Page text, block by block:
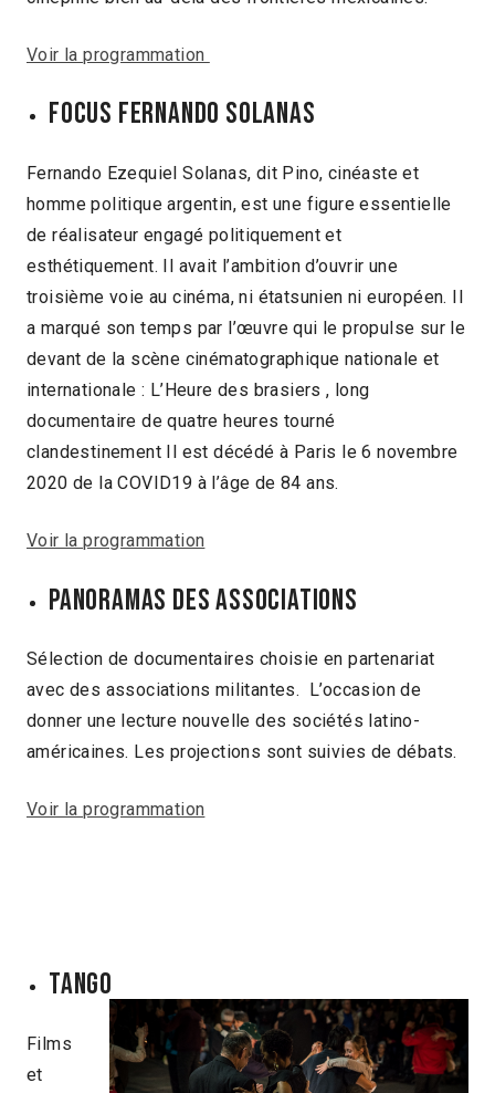
Voir la programmation
FOCUS FERNANDO SOLANAS
Fernando Ezequiel Solanas, dit Pino, cinéaste et
homme politique argentin, est une figure essentielle
de réalisateur engagé politiquement et
esthétiquement. Il avait l’ambition d’ouvrir une
troisième voie au cinéma, ni étatsunien ni européen. Il
a marqué son temps par l’œuvre qui le propulse sur le
devant de la scène cinématographique nationale et
internationale : L’Heure des brasiers , long
documentaire de quatre heures tourné
clandestinement Il est décédé à Paris le 6 novembre
2020 de la COVID19 à l’âge de 84 ans.
Voir la programmation
PANORAMAS DES ASSOCIATIONS
Sélection de documentaires choisie en partenariat
avec des associations militantes. L’occasion de
donner une lecture nouvelle des sociétés latino-
américaines. Les projections sont suivies de débats.
Voir la programmation
TANGO
Films
et